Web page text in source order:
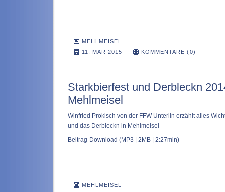
MEHLMEISEL
11. MAR 2015
KOMMENTARE (0)
Starkbierfest und Derbleckn
Mehlmeisel
Winfried Prokisch von der FFW Unterlin erzählt alles
und das Derbleckn in Mehlmeisel
Beitrag-Download (MP3 | 2MB | 2:27min)
MEHLMEISEL